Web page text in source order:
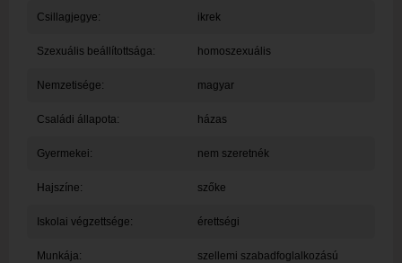
Csillagjegye: ikrek
Szexuális beállítottsága: homoszexuális
Nemzetisége: magyar
Családi állapota: házas
Gyermekei: nem szeretnék
Hajszíne: szőke
Iskolai végzettsége: érettségi
Munkája: szellemi szabadfoglalkozású